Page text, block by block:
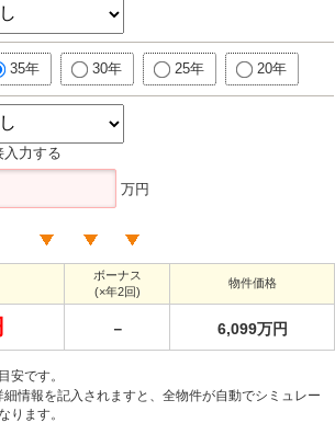
35年 30年 25年 20年
入力する
万円
ボーナス
(×年2回)
物件価格
－ 6,099万円
安です。
細情報を記入されますと、全物件が自動でシミュレー
ります。